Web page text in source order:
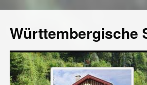
Württembergische